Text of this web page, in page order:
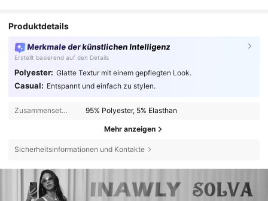
Produktdetails
Merkmale der künstlichen Intelligenz
Erstellt basierend auf den Details
Polyester: Glatte Textur mit einem gepflegten Look.
Casual: Entspannt und einfach zu stylen.
Zusammensetzung: 95% Polyester, 5% Elasthan
Mehr anzeigen
Sicherheitsinformationen und Kontakte